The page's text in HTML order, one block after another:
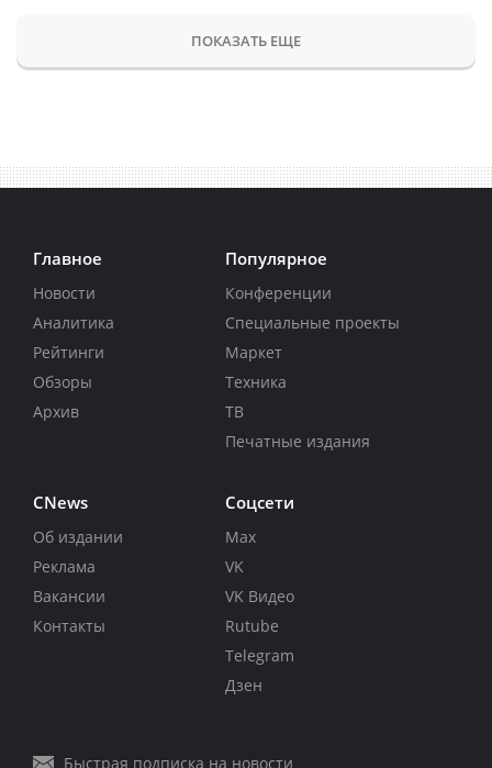
ПОКАЗАТЬ ЕЩЕ
Главное
Новости
Аналитика
Рейтинги
Обзоры
Архив
Популярное
Конференции
Специальные проекты
Маркет
Техника
ТВ
Печатные издания
CNews
Об издании
Реклама
Вакансии
Контакты
Соцсети
Max
VK
VK Видео
Rutube
Telegram
Дзен
Быстрая подписка на новости